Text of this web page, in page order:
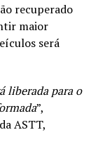
recuperado
maior
será
liberada para o
”,
ASTT,